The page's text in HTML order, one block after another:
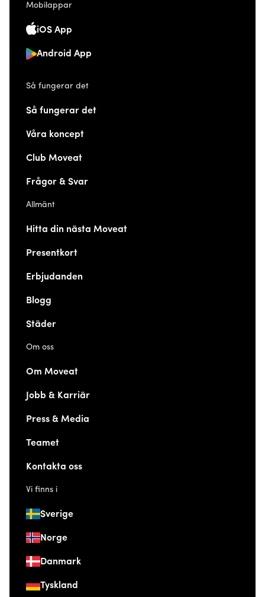
Mobilappar
iOS App
Android App
Så fungerar det
Så fungerar det
Våra koncept
Club Moveat
Frågor & Svar
Allmänt
Hitta din nästa Moveat
Presentkort
Erbjudanden
Blogg
Städer
Om oss
Om Moveat
Jobb & Karriär
Press & Media
Teamet
Kontakta oss
Vi finns i
Sverige
Norge
Danmark
Tyskland